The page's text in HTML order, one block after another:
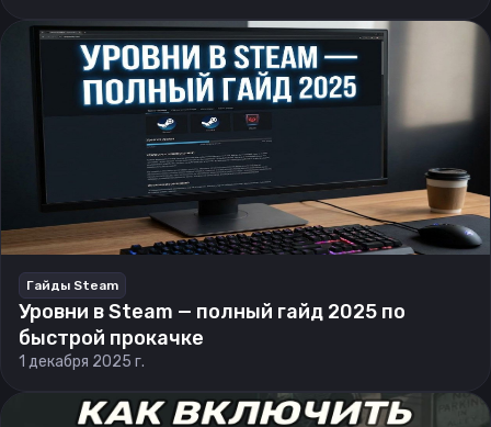
Гайды Steam
Уровни в Steam — полный гайд 2025 по
быстрой прокачке
1 декабря 2025 г.